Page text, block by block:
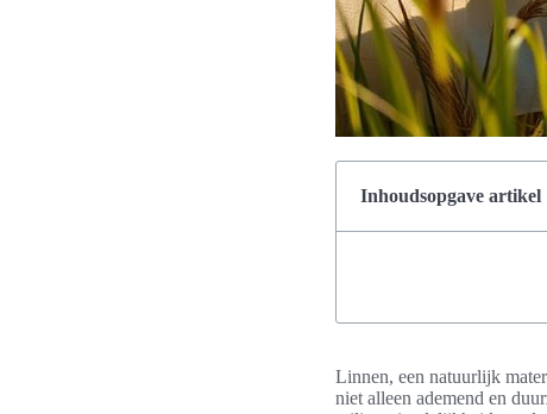
Inhoudsopgave artikel
Linnen, een natuurlijk
niet alleen ademend en